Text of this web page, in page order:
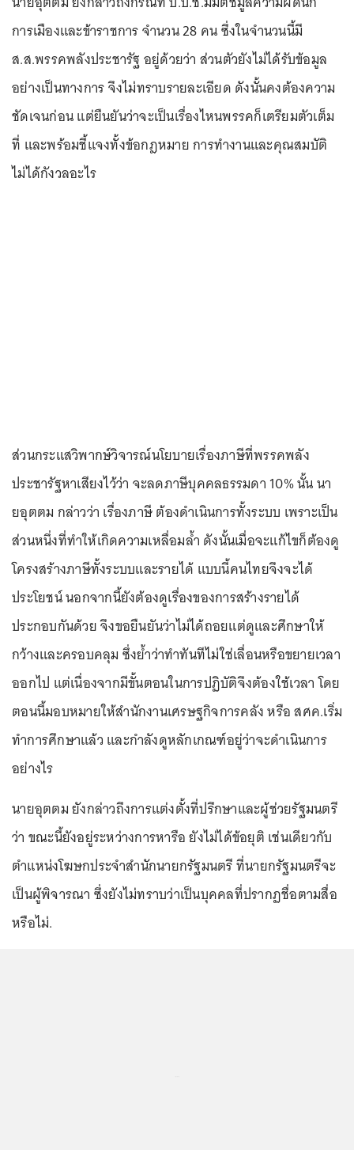
การเมืองและข้าราชการ จำนวน 28 คน ซึ่งในจำนวนนี้มี
ส.ส.พรรคพลังประชารัฐ อยู่ด้วยว่า ส่วนตัวยังไม่ได้รับข้อมูล
อย่างเป็นทางการ จึงไม่ทราบรายละเอียด ดังนั้นคงต้องความ
ชัดเจนก่อน แต่ยืนยันว่าจะเป็นเรื่องไหนพรรคก็เตรียมตัวเต็ม
ที่ และพร้อมชี้แจงทั้งข้อกฎหมาย การทำงานและคุณสมบัติ
ไม่ได้กังวลอะไร
ส่วนกระแสวิพากษ์วิจารณ์นโยบายเรื่องภาษีที่พรรคพลัง
ประชารัฐหาเสียงไว้ว่า จะลดภาษีบุคคลธรรมดา 10% นั้น นา
ยอุตตม กล่าวว่า เรื่องภาษี ต้องดำเนินการทั้งระบบ เพราะเป็น
ส่วนหนึ่งที่ทำให้เกิดความเหลื่อมล้ำ ดังนั้นเมื่อจะแก้ไขก็ต้องดู
โครงสร้างภาษีทั้งระบบและรายได้ แบบนี้คนไทยจึงจะได้
ประโยชน์ นอกจากนี้ยังต้องดูเรื่องของการสร้างรายได้
ประกอบกันด้วย จึงขอยืนยันว่าไม่ได้ถอยแต่ดูและศึกษาให้
กว้างและครอบคลุม ซึ่งย้ำว่าทำทันทีไม่ใช่เลื่อนหรือขยายเวลา
ออกไป แต่เนื่องจากมีขั้นตอนในการปฏิบัติจึงต้องใช้เวลา โดย
ตอนนี้มอบหมายให้สำนักงานเศรษฐกิจการคลัง หรือ สศค.เริ่ม
ทำการศึกษาแล้ว และกำลังดูหลักเกณฑ์อยู่ว่าจะดำเนินการ
อย่างไร
นายอุตตม ยังกล่าวถึงการแต่งตั้งที่ปรึกษาและผู้ช่วยรัฐมนตรี
ว่า ขณะนี้ยังอยู่ระหว่างการหารือ ยังไม่ได้ข้อยุติ เช่นเดียวกับ
ตำแหน่งโฆษกประจำสำนักนายกรัฐมนตรี ที่นายกรัฐมนตรีจะ
เป็นผู้พิจารณา ซึ่งยังไม่ทราบว่าเป็นบุคคลที่ปรากฏชื่อตามสื่อ
หรือไม่.